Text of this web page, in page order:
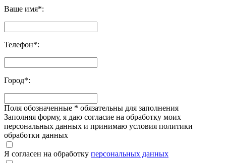
Ваше имя*:
Телефон*:
Город*:
Поля обозначенные * обязательны для заполнения
Заполняя форму, я даю согласие на обработку моих
персональных данных и принимаю условия политики
обработки данных
Я согласен на обработку персональных данных